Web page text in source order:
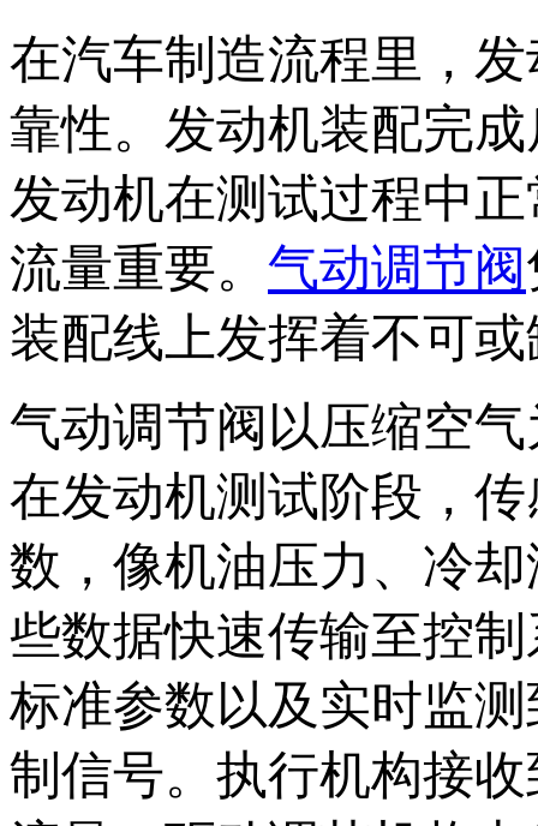
在汽车制造流程里，
靠性。发动机装配完
发动机在测试过程中
流量重要。 气动调节阀
装配线上发挥着不可
气动调节阀以压缩空
在发动机测试阶段，
数，像机油压力、冷
些数据快速传输至控
标准参数以及实时监
制信号。执行机构接